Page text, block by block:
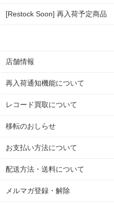
[Restock Soon] 再入荷予定商品
店舗情報
再入荷通知機能について
レコード買取について
移転のおしらせ
お支払い方法について
配送方法・送料について
メルマガ登録・解除